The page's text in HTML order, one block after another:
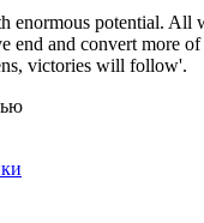
enormous potential. All
end and convert more
victories will follow'.